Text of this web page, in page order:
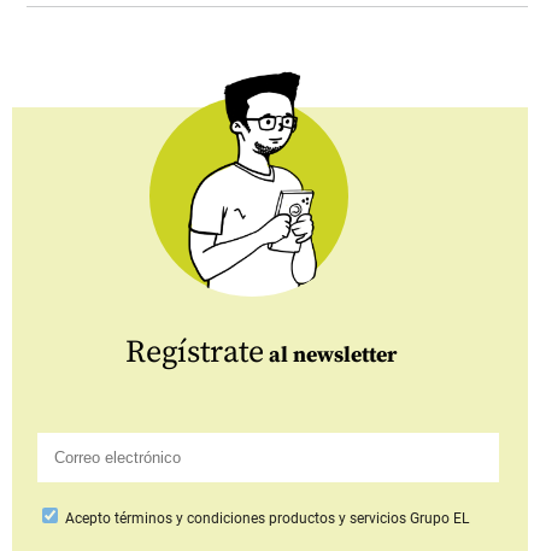
Regístrate al newsletter
Aceptotérminos y condiciones productos y serviciosGrupo EL